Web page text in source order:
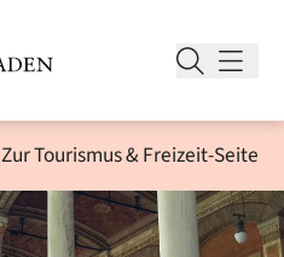
Zur Tourismus & Freizeit-Seite